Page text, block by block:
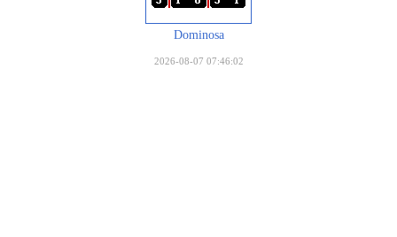
Dominosa
2026-08-07 07:46:02